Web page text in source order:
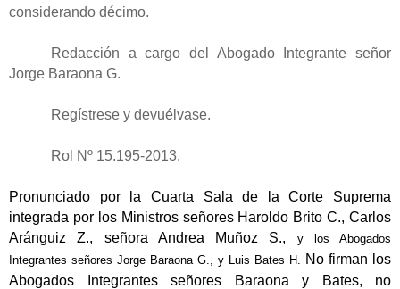
considerando décimo.
Redacción a cargo del Abogado Integrante señor
Jorge Baraona G.
Regístrese y devuélvase.
Rol Nº 15.195-2013.
Pronunciado por la Cuarta Sala de la Corte Suprema
integrada por los Ministros señores Haroldo Brito C., Carlos
Aránguiz Z., señora Andrea Muñoz S., y los Abogados
Integrantes señores Jorge Baraona G., y Luis Bates H.
No firman los
Abogados Integrantes señores Baraona y Bates,
no